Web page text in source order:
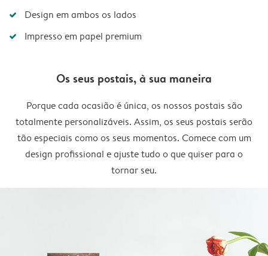
Design em ambos os lados
Impresso em papel premium
Os seus postais, à sua maneira
Porque cada ocasião é única, os nossos postais são
totalmente personalizáveis. Assim, os seus postais serão
tão especiais como os seus momentos. Comece com um
design profissional e ajuste tudo o que quiser para o
tornar seu.